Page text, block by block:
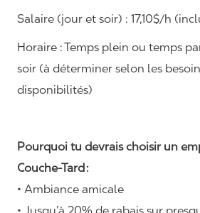
Salaire (jour et soir) : 17,10$/h
Horaire :Temps plein ou temps
soir (à déterminer selon les
disponibilités)
Pourquoi tu devrais choisir un
Couche-Tard :
• Ambiance amicale